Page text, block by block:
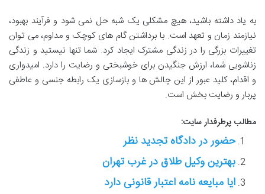
به یاد داشته باشید، هیچ مشکلی یک شبه حل نمی شود و فرآیند بهبود،
نیازمند زمان و تعهد است. با برداشتن گام های کوچک و مداوم، می توان
تغییرات بزرگی را در زندگی مشترک ایجاد کرد. شما تنها نیستید و زندگی
زناشویی شما، ارزش جنگیدن برای خوشبختی و رضایت را دارد. امیدواری
و اقدام، کلید عبور از این چالش ها و بازسازی یک رابطه جنسی و عاطفی
پربار و رضایت بخش است.
مطالب پرطرفدار سایت:
حضور در دادگاه تجدید نظر
بهترین وکیل طلاق در غرب تهران
ایا مبایعه نامه اعتبار قانونی دارد